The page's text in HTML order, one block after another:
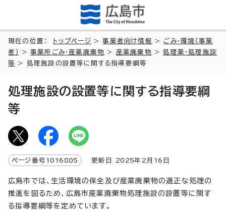
現在の位置： トップページ >事業者向け情報 > ごみ・環境（事業
者）
>事業所ごみ・産業廃棄物 > 産業廃棄物 >処理業・処理施設
等
> 処理施設の設置等に関する指導要綱等
処理施設の設置等に関する指導要綱
等
ページ番号 1016805 更新日 2025年2月 16 日
広島市では、生活環境の保全及び産業廃棄物の適正な処理の
推進を図るため、広島市産業廃棄物処理施設の設置等に関す
る指導要綱等を定めています。